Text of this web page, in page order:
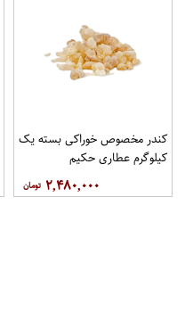
کندر مخصوص خوراکی بسته یک
کیلوگرم عطاری حکیم
۲,۴۸۰,۰۰۰